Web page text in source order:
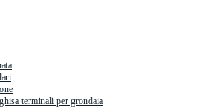
terminali per grondaia